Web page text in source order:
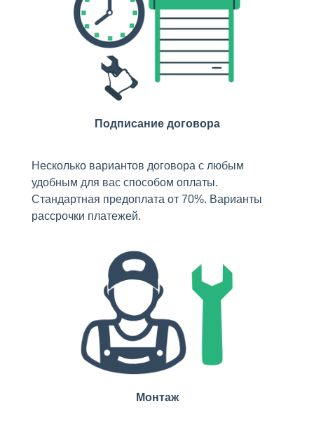
Подписание договора
Несколько вариантов договора с любым
удобным для вас способом оплаты.
Стандартная предоплата от 70%. Варианты
рассрочки платежей.
Монтаж